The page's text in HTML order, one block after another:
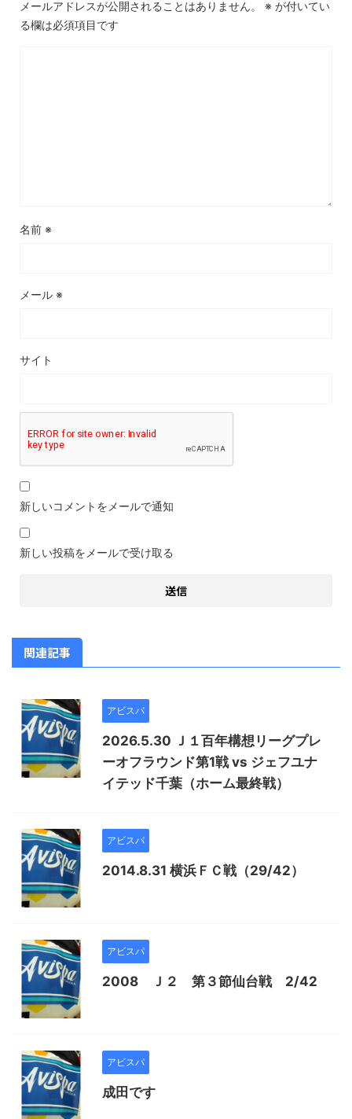
メールアドレスが公開されることはありません。 ※ が付いてい
る欄は必須項目です
名前 ※
メール ※
サイト
新しいコメントをメールで通知
新しい投稿をメールで受け取る
関連記事
アビスパ
2026.5.30 Ｊ１百年構想リーグプレ
ーオフラウンド第1戦 vs ジェフユナ
イテッド千葉（ホーム最終戦）
アビスパ
2014.8.31 横浜ＦＣ戦（29/42）
アビスパ
2008 Ｊ２ 第３節仙台戦 2/42
アビスパ
成田です